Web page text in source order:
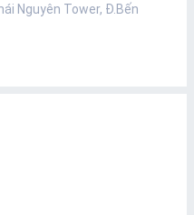
Nguyên Tower, Đ.Bến